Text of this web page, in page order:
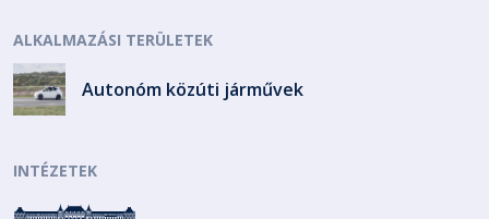
ALKALMAZÁSI TERÜLETEK
Autonóm közúti járművek
INTÉZETEK